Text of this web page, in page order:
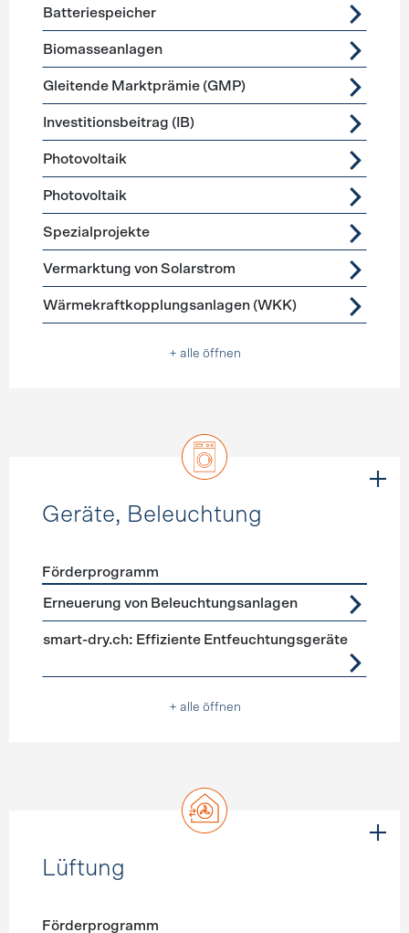
Förderprogramme
Batteriespeicher
Biomasseanlagen
Gleitende Marktprämie (GMP)
Investitionsbeitrag (IB)
Photovoltaik
Photovoltaik
Spezialprojekte
Vermarktung von Solarstrom
Wärmekraftkopplungsanlagen (WKK)
+ alle öffnen
Geräte, Beleuchtung
Förderprogramme Geräte, Beleuchtung
Förderprogramm
Erneuerung von Beleuchtungsanlagen
smart-dry.ch: Effiziente Entfeuchtungsgeräte
+ alle öffnen
Lüftung
Förderprogramm